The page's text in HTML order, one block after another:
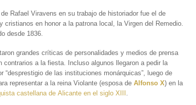
Rafael Viravens en su trabajo de historiador fue el de
cristianos en honor a la patrona local, la Virgen del Remedio.
desde 1836.
grandes críticas de personalidades y medios de prensa
contrarios a la fiesta. Incluso algunos llegaron a pedir la
“desprestigio de las instituciones monárquicas”, luego de
representar a la reina Violante (esposa deAlfonso X) en la
castellana de Alicante en el siglo XIII .